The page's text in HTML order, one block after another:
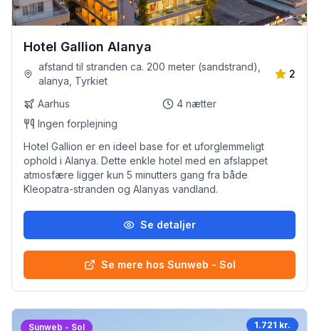
Hotel Gallion Alanya
afstand til stranden ca. 200 meter (sandstrand),
alanya, Tyrkiet
2
Aarhus 4 nætter
Ingen forplejning
Hotel Gallion er en ideel base for et uforglemmeligt
ophold i Alanya. Dette enkle hotel med en afslappet
atmosfære ligger kun 5 minutters gang fra både
Kleopatra-stranden og Alanyas vandland.
Se detaljer
Se mere hos Sunweb - Sol
Sunweb - Sol 1.721 kr.